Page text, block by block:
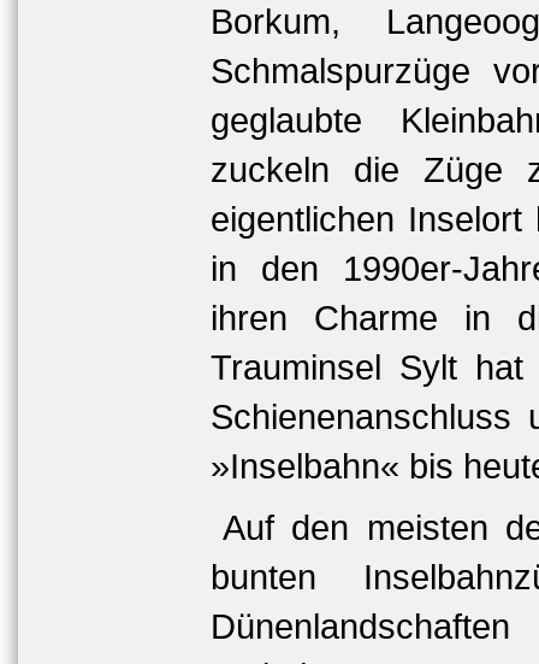
Borkum,
Schmalspurzüge
geglaubte
zuckeln die Züge
eigentlichen
in den 1990er-
ihren Charme in
Trauminsel Sylt
Schienenanschluss
»Inselbahn« bis
Auf den meisten
bunten